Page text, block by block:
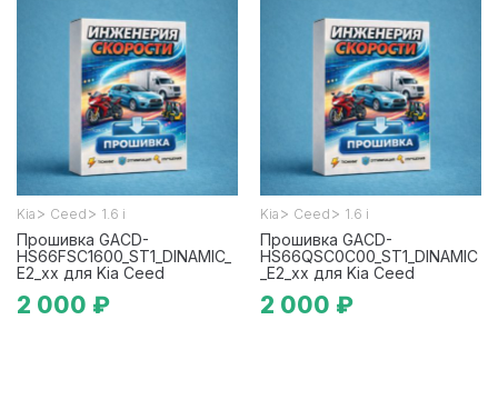
Kia > Ceed > 1.6 i
Прошивка GACD-
HS66FSC1600_ST1_DINAMIC_
E2_xx для Kia Ceed
2 000 ₽
Kia > Ceed > 1.6 i
Прошивка GACD-
HS66QSC0C00_ST1_DINAMIC
_E2_xx для Kia Ceed
2 000 ₽